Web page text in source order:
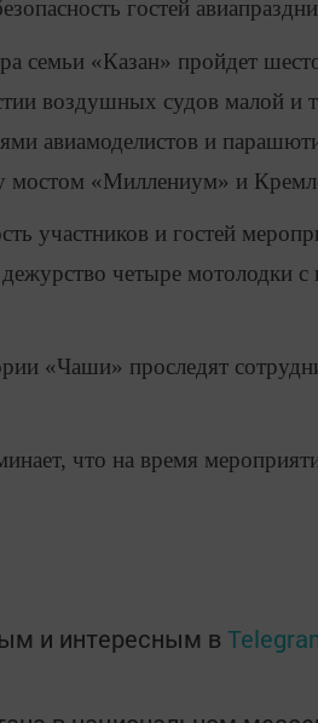
гостей
семьи «Казан» пройдет
воздушных судов малой и
авиамоделистов и
мостом «Миллениум» и
участников и гостей
дежурство четыре мотолодки
«Чаши» проследят
что на время
и интересным в